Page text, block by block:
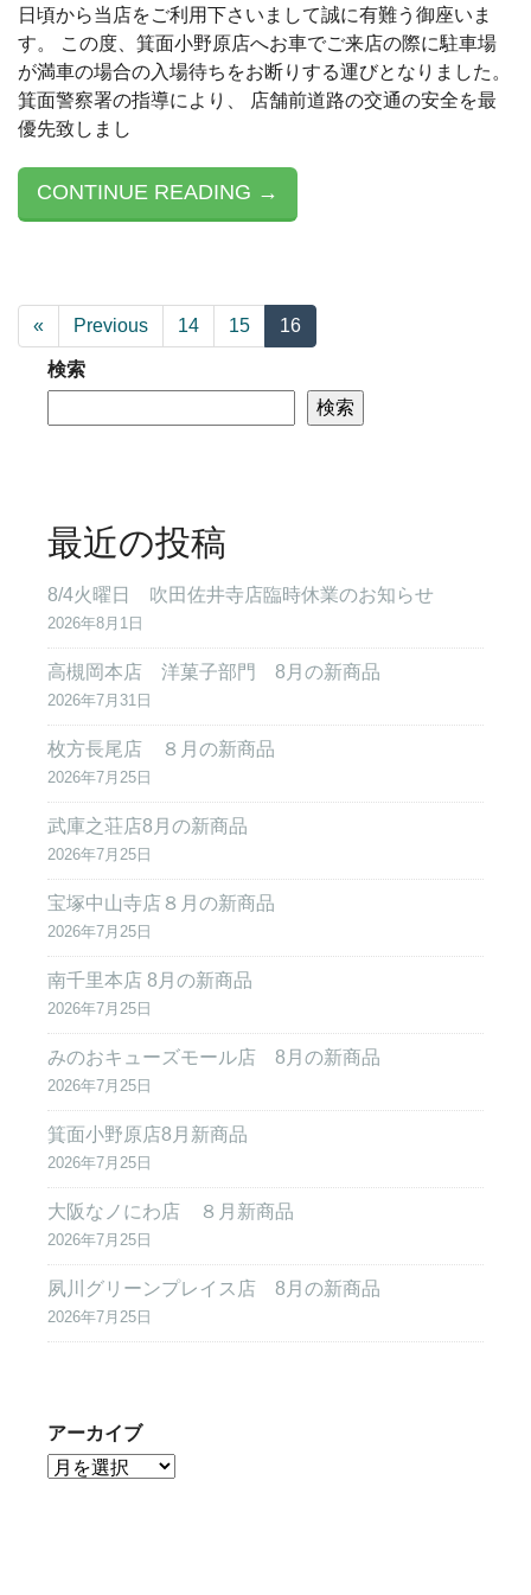
日頃から当店をご利用下さいまして誠に有難う御座いま
す。 この度、箕面小野原店へお車でご来店の際に駐車場
が満車の場合の入場待ちをお断りする運びとなりました。
箕面警察署の指導により、 店舗前道路の交通の安全を最
優先致しまし
CONTINUE READING →
« Previous 14 15 16
検索
検索
最近の投稿
8/4火曜日 吹田佐井寺店臨時休業のお知らせ
2026年8月1日
高槻岡本店 洋菓子部門 8月の新商品
2026年7月31日
枚方長尾店 ８月の新商品
2026年7月25日
武庫之荘店8月の新商品
2026年7月25日
宝塚中山寺店８月の新商品
2026年7月25日
南千里本店 8月の新商品
2026年7月25日
みのおキューズモール店 8月の新商品
2026年7月25日
箕面小野原店8月新商品
2026年7月25日
大阪なノにわ店 ８月新商品
2026年7月25日
夙川グリーンプレイス店 8月の新商品
2026年7月25日
アーカイブ